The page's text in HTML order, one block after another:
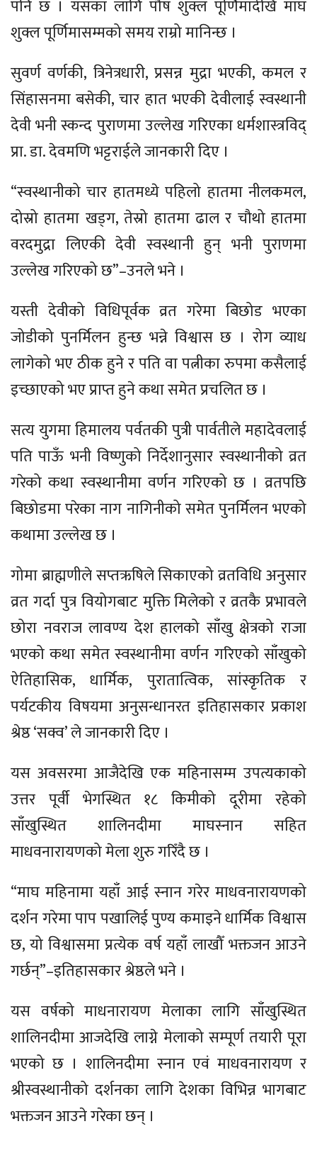
पनि छ । यसका लागि पौष शुक्ल पूर्णिमादेखि माघ
शुक्ल पूर्णिमासम्मको समय राम्रो मानिन्छ ।
सुवर्ण वर्णकी, त्रिनेत्रधारी, प्रसन्न मुद्रा भएकी, कमल र
सिंहासनमा बसेकी, चार हात भएकी देवीलाई स्वस्थानी
देवी भनी स्कन्द पुराणमा उल्लेख गरिएका धर्मशास्त्रविद्
प्रा. डा. देवमणि भट्टराईले जानकारी दिए ।
“स्वस्थानीको चार हातमध्ये पहिलो हातमा नीलकमल,
दोस्रो हातमा खड्ग, तेस्रो हातमा ढाल र चौथो हातमा
वरदमुद्रा लिएकी देवी स्वस्थानी हुन् भनी पुराणमा
उल्लेख गरिएको छ”–उनले भने ।
यस्ती देवीको विधिपूर्वक व्रत गरेमा बिछोड भएका
जोडीको पुनर्मिलन हुन्छ भन्ने विश्वास छ । रोग व्याध
लागेको भए ठीक हुने र पति वा पत्नीका रुपमा कसैलाई
इच्छाएको भए प्राप्त हुने कथा समेत प्रचलित छ ।
सत्य युगमा हिमालय पर्वतकी पुत्री पार्वतीले महादेवलाई
पति पाऊँ भनी विष्णुको निर्देशानुसार स्वस्थानीको व्रत
गरेको कथा स्वस्थानीमा वर्णन गरिएको छ । व्रतपछि
बिछोडमा परेका नाग नागिनीको समेत पुनर्मिलन भएको
कथामा उल्लेख छ ।
गोमा ब्राह्मणीले सप्तऋषिले सिकाएको व्रतविधि अनुसार
व्रत गर्दा पुत्र वियोगबाट मुक्ति मिलेको र व्रतकै प्रभावले
छोरा नवराज लावण्य देश हालको साँखु क्षेत्रको राजा
भएको कथा समेत स्वस्थानीमा वर्णन गरिएको साँखुको
ऐतिहासिक, धार्मिक, पुरातात्विक, सांस्कृतिक र
पर्यटकीय विषयमा अनुसन्धानरत इतिहासकार प्रकाश
श्रेष्ठ ‘सक्व’ ले जानकारी दिए ।
यस अवसरमा आजैदेखि एक महिनासम्म उपत्यकाको
उत्तर पूर्वी भेगस्थित १८ किमीको दूरीमा रहेको
साँखुस्थित शालिनदीमा माघस्नान सहित
माधवनारायणको मेला शुरु गरिँदै छ ।
“माघ महिनामा यहाँ आई स्नान गरेर माधवनारायणको
दर्शन गरेमा पाप पखालिई पुण्य कमाइने धार्मिक विश्वास
छ, यो विश्वासमा प्रत्येक वर्ष यहाँ लाखौँ भक्तजन आउने
गर्छन्”–इतिहासकार श्रेष्ठले भने ।
यस वर्षको माधनारायण मेलाका लागि साँखुस्थित
शालिनदीमा आजदेखि लाग्ने मेलाको सम्पूर्ण तयारी पूरा
भएको छ । शालिनदीमा स्नान एवं माधवनारायण र
श्रीस्वस्थानीको दर्शनका लागि देशका विभिन्न भागबाट
भक्तजन आउने गरेका छन् ।